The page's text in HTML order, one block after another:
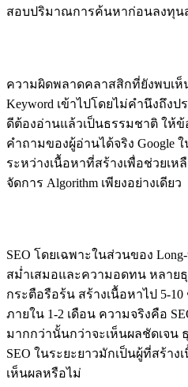
สอบปริมาณการค้นหาก่อนลงทุนส
ความผิดพลาดคลาสสิกที่ยังพบเห็
Keyword เข้าไปโดยไม่คำนึงถึง
ดีต้องอ่านแล้วเป็นธรรมชาติ ให้
คำถามของผู้อ่านได้จริง Google
ระหว่างเนื้อหาที่สร้างเพื่อช่วยเ
จัดการ Algorithm เพียงอย่างเดียว
SEO โดยเฉพาะในส่วนของ
สม่ำเสมอและความอดทน หลาย
กระตือรือร้น สร้างเนื้อหาไป 5-
ภายใน 1-2 เดือน ความจริงคือ
มากกว่านั้นกว่าจะเห็นผลชัดเจน
SEO ในระยะยาวมักเป็นผู้ที่สร้าง
เห็นผลหรือไม่